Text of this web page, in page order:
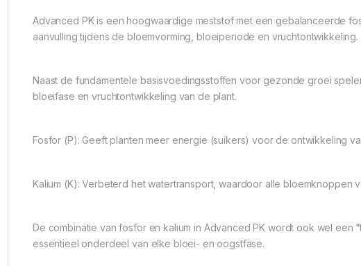
Advanced PK is een hoogwaardige meststof met een gebalanceerde
aanvulling tijdens de bloemvorming, bloeiperiode en vruchtontwikkeling.
Naast de fundamentele basisvoedingsstoffen voor gezonde groei
bloeifase en vruchtontwikkeling van de plant.
Fosfor (P): Geeft planten meer energie (suikers) voor de ontwikkeling
Kalium (K): Verbeterd het watertransport, waardoor alle bloemknoppen
De combinatie van fosfor en kalium in Advanced PK wordt ook wel een
essentieel onderdeel van elke bloei- en oogstfase.